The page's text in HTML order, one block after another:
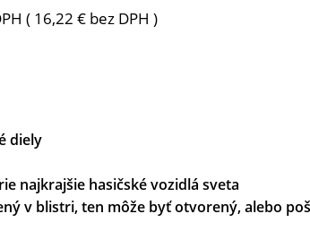
( 16,22 €bez DPH )
diely
najkrajšie hasičské vozidlá sveta
v blistri, ten môže byť otvorený, alebo